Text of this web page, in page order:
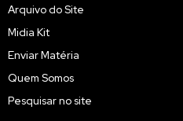
Arquivo do Site
Midia Kit
Enviar Matéria
Quem Somos
Pesquisar no site